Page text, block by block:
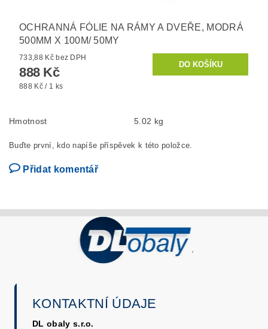
OCHRANNÁ FÓLIE NA RÁMY A DVEŘE, MODRÁ
500MM X 100M/ 50MY
733,88 Kč bez DPH
888 Kč
888 Kč / 1 ks
Hmotnost 5.02 kg
Buďte první, kdo napíše příspěvek k této položce.
Přidat komentář
KONTAKTNÍ ÚDAJE
DL obaly s.r.o.